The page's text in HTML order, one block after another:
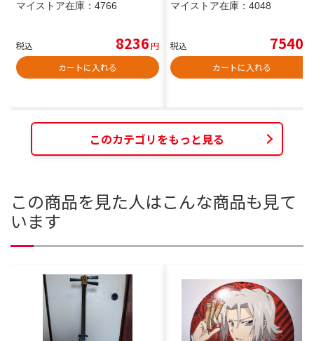
マイストア在庫： 4766
税込 8236円
カートに入れる
マイストア在庫： 4048
税込 7540
カートに入れる
このカテゴリをもっと見る
この商品を見た人はこんな商品も見て
います